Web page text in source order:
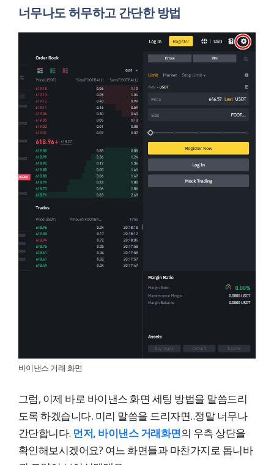
너무나도 허무하고 간단한 방법
바이낸스 거래 화면
그럼, 이제 바로 바이낸스 화면 세팅 방법을 말씀드리
도록 하겠습니다. 미리 말씀을 드리자면..정말 너무나
간단합니다. 먼저, 바이낸스 거래화면의 우측 상단을
확인해보시겠어요? 여느 화면들과 마찬가지로 톱니바